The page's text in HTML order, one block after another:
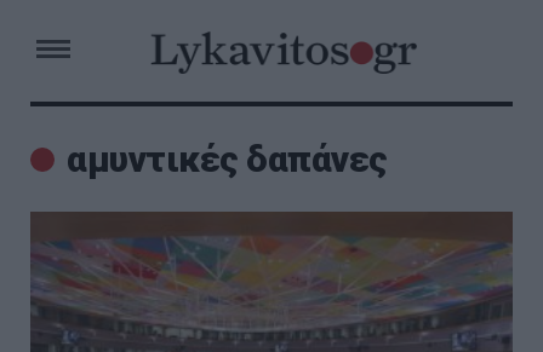
αμυντικές δαπάνες